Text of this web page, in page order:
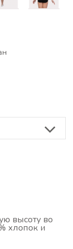
высоту во
хлопок и